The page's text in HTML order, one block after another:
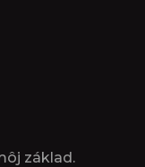
základ.